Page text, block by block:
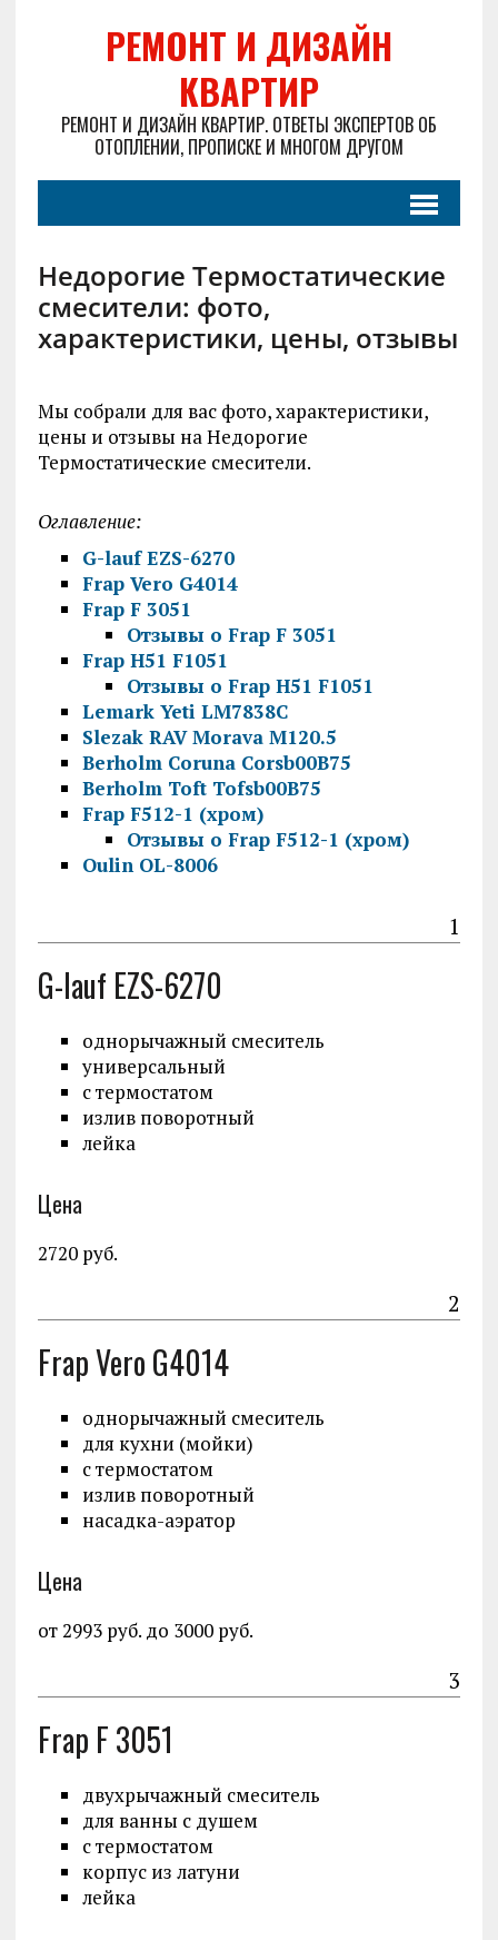
РЕМОНТ И ДИЗАЙН
КВАРТИР
РЕМОНТ И ДИЗАЙН КВАРТИР. ОТВЕТЫ ЭКСПЕРТОВ ОБ
ОТОПЛЕНИИ, ПРОПИСКЕ И МНОГОМ ДРУГОМ
Недорогие Термостатические
смесители: фото,
характеристики, цены, отзывы
Мы собрали для вас фото, характеристики,
цены и отзывы на Недорогие
Термостатические смесители.
Оглавление:
G-lauf EZS-6270
Frap Vero G4014
Frap F 3051
Отзывы о Frap F 3051
Frap H51 F1051
Отзывы о Frap H51 F1051
Lemark Yeti LM7838C
Slezak RAV Morava M120.5
Berholm Coruna Corsb00B75
Berholm Toft Tofsb00B75
Frap F512-1 (хром)
Отзывы о Frap F512-1 (хром)
Oulin OL-8006
1
G-lauf EZS-6270
однорычажный смеситель
универсальный
с термостатом
излив поворотный
лейка
Цена
2720 руб.
2
Frap Vero G4014
однорычажный смеситель
для кухни (мойки)
с термостатом
излив поворотный
насадка-аэратор
Цена
от 2993 руб. до 3000 руб.
3
Frap F 3051
двухрычажный смеситель
для ванны с душем
с термостатом
корпус из латуни
лейка